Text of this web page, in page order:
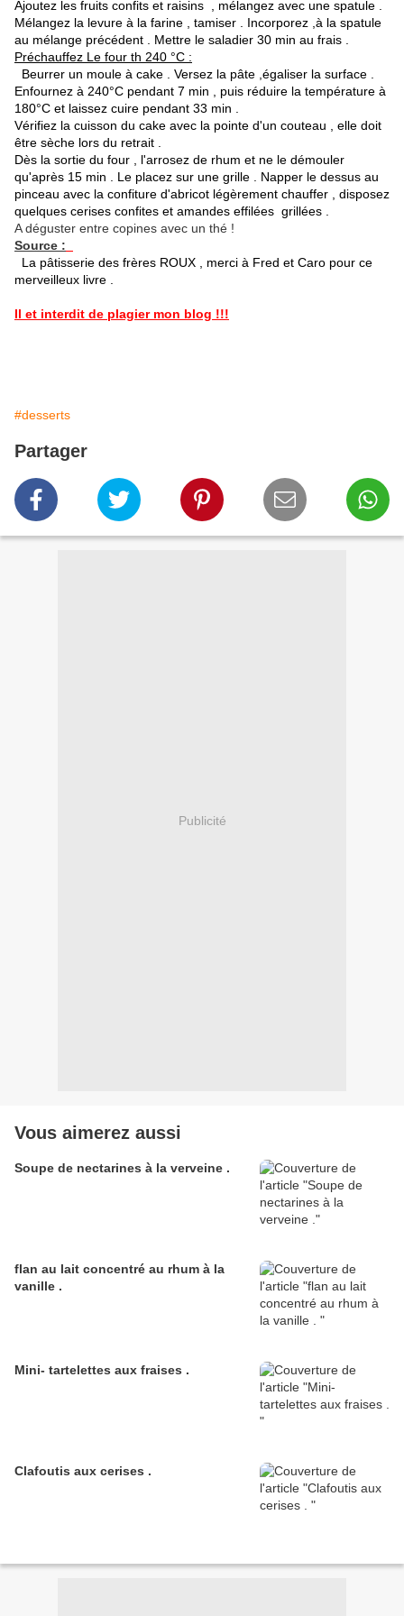
Ajoutez les fruits confits et raisins , mélangez avec une spatule .
Mélangez la levure à la farine , tamiser . Incorporez ,à la spatule
au mélange précédent . Mettre le saladier 30 min au frais .
Préchauffez Le four th 240 °C :
Beurrer un moule à cake . Versez la pâte ,égaliser la surface .
Enfournez à 240°C pendant 7 min , puis réduire la température à
180°C et laissez cuire pendant 33 min .
Vérifiez la cuisson du cake avec la pointe d'un couteau , elle doit
être sèche lors du retrait .
Dès la sortie du four , l'arrosez de rhum et ne le démouler
qu'après 15 min . Le placez sur une grille . Napper le dessus au
pinceau avec la confiture d'abricot légèrement chauffer , disposez
quelques cerises confites et amandes effilées grillées .
A déguster entre copines avec un thé !
Source :
La pâtisserie des frères ROUX , merci à Fred et Caro pour ce
merveilleux livre .
Il et interdit de plagier mon blog !!!
#desserts
Partager
Publicité
Vous aimerez aussi
Soupe de nectarines à la verveine .
flan au lait concentré au rhum à la
vanille .
Mini- tartelettes aux fraises .
Clafoutis aux cerises .